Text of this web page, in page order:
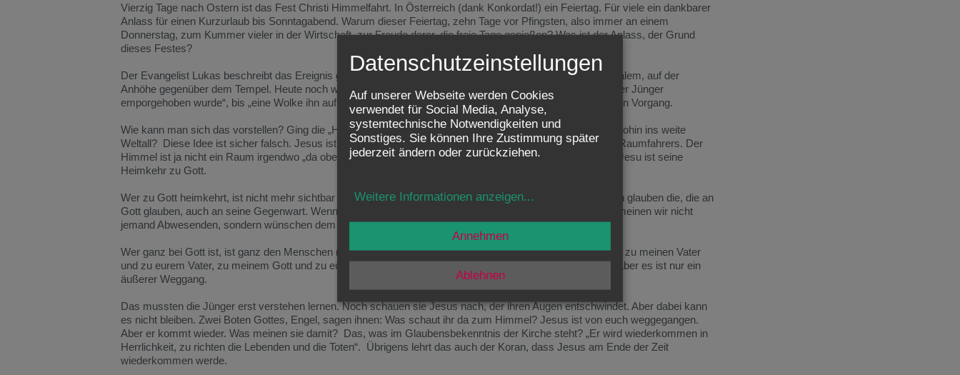
Vierzig Tage nach Ostern ist das Fest Christi Himmelfahrt. In Österreich (dank Konkordat!) ein Feiertag. Für viele ein dankbarer
Anlass für einen Kurzurlaub bis Sonntagabend. Warum dieser Feiertag, zehn Tage vor Pfingsten, also immer an einem
Donnerstag, zum Kummer vieler in der Wirtschaft, zur Freude derer, die freie Tage genießen? Was ist der Anlass, der Grund
dieses Festes?
Der Evangelist Lukas beschreibt das Ereignis ganz konkret. Es fand am sogenannten Ölberg statt, in Jerusalem, auf der
Anhöhe gegenüber dem Tempel. Heute noch wird den Pilgern die Stelle gezeigt, wo Jesus „vor den Augen der Jünger
emporgehoben wurde“, bis „eine Wolke ihn aufnahm und ihn ihren Blicken entzog“. So schildert Lukas diesen Vorgang.
Wie kann man sich das vorstellen? Ging die „Himmelfahrt“ dann noch weiter? Über die Erde hinaus, irgendwohin ins weite
Weltall? Diese Idee ist sicher falsch. Jesus ist kein Astronaut, und sein Leib nicht mehr der eines irdischen Raumfahrers. Der
Himmel ist ja nicht ein Raum irgendwo „da oben“, sondern ein Zustand ganz anderer Art. Die „Himmelfahrt“ Jesu ist seine
Heimkehr zu Gott.
Wer zu Gott heimkehrt, ist nicht mehr sichtbar auf Erden. Aber auch Gott ist nicht sichtbar bei uns. Und doch glauben die, die an
Gott glauben, auch an seine Gegenwart. Wenn wir einander mit den Worten „Grüß Gott“ ansprechen, dann meinen wir nicht
jemand Abwesenden, sondern wünschen dem Gegrüßten Gottes Segen und Nähe.
Wer ganz bei Gott ist, ist ganz den Menschen nahe. Jesus hat zu Maria Magdalena gesagt: „Ich gehe hinauf zu meinen Vater
und zu eurem Vater, zu meinem Gott und zu eurem Gott“. Diesen „Heimgang“ Jesu feiert die Kirche heute. Aber es ist nur ein
äußerer Weggang.
Das mussten die Jünger erst verstehen lernen. Noch schauen sie Jesus nach, der ihren Augen entschwindet. Aber dabei kann
es nicht bleiben. Zwei Boten Gottes, Engel, sagen ihnen: Was schaut ihr da zum Himmel? Jesus ist von euch weggegangen.
Aber er kommt wieder. Was meinen sie damit? Das, was im Glaubensbekenntnis der Kirche steht? „Er wird wiederkommen in
Herrlichkeit, zu richten die Lebenden und die Toten“. Übrigens lehrt das auch der Koran, dass Jesus am Ende der Zeit
wiederkommen werde.
Datenschutzeinstellungen
Auf unserer Webseite werden Cookies
verwendet für Social Media, Analyse,
systemtechnische Notwendigkeiten und
Sonstiges. Sie können Ihre Zustimmung später
jederzeit ändern oder zurückziehen.
Weitere Informationen anzeigen...
Ablehnen
Annehmen